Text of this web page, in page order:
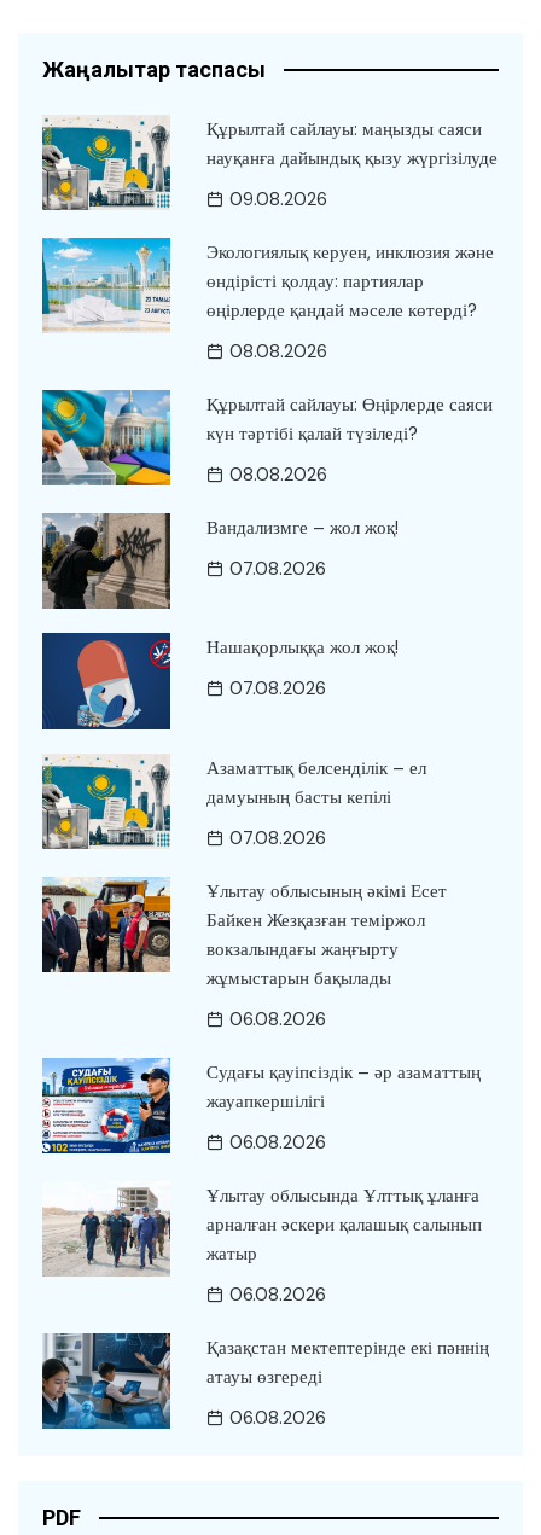
Жаңалықтар таспасы
Құрылтай сайлауы: маңызды саяси
науқанға дайындық қызу жүргізілуде
09.08.2026
Экологиялық керуен, инклюзия және
өндірісті қолдау: партиялар
өңірлерде қандай мәселе көтерді?
08.08.2026
Құрылтай сайлауы: Өңірлерде саяси
күн тәртібі қалай түзіледі?
08.08.2026
Вандализмге – жол жоқ!
07.08.2026
Нашақорлыққа жол жоқ!
07.08.2026
Азаматтық белсенділік – ел
дамуының басты кепілі
07.08.2026
Ұлытау облысының әкімі Есет
Байкен Жезқазған теміржол
вокзалындағы жаңғырту
жұмыстарын бақылады
06.08.2026
Судағы қауіпсіздік – әр азаматтың
жауапкершілігі
06.08.2026
Ұлытау облысында Ұлттық ұланға
арналған әскери қалашық салынып
жатыр
06.08.2026
Қазақстан мектептерінде екі пәннің
атауы өзгереді
06.08.2026
PDF